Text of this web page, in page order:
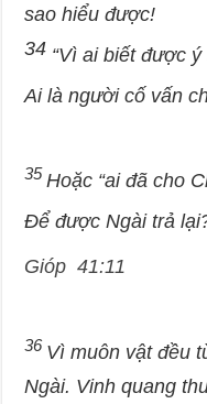
sao hiểu được!
34 “Vì ai biết được
Ai là người cố vấn
35Hoặc “ai đã cho
Để được Ngài trả
Gióp 41:11
36 Vì muôn vật đều
Ngài. Vinh quang